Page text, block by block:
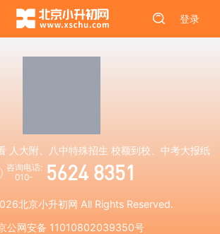
登录
人大附、八中特殊招生 校额到校、中考大报纸
咨询电话:
010-
5624 8351
北京小升初网 All Rights Reserved.
公网安备 11010802039350号